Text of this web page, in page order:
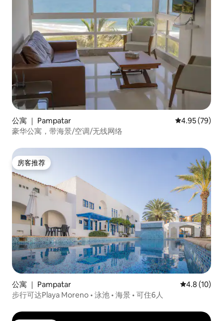
公寓 ｜ Pampatar 平均评分
4.95 (79)
豪华公寓，带海景/空调/无线网络
房客推荐
房客推荐
公寓 ｜ Pampatar 平均评分
4.8 (10)
步行可达Playa Moreno • 泳池 • 海景 • 可住6人